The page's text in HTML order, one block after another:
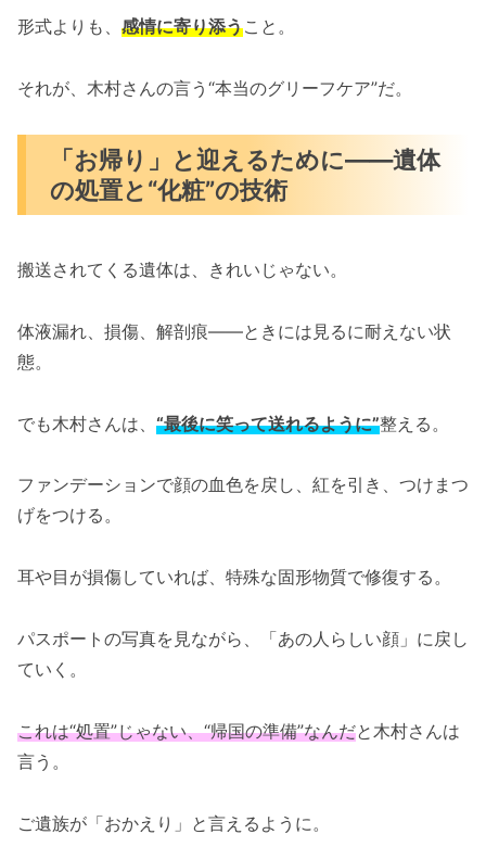
形式よりも、 感情に寄り添うこと。
それが、木村さんの言う“本当のグリーフケア”だ。
「お帰り」と迎えるために――遺体
の処置と“化粧”の技術
搬送されてくる遺体は、きれいじゃない。
体液漏れ、損傷、解剖痕――ときには見るに耐えない状
態。
でも木村さんは、 “最後に笑って送れるように”整える。
ファンデーションで顔の血色を戻し、紅を引き、つけまつ
げをつける。
耳や目が損傷していれば、特殊な固形物質で修復する。
パスポートの写真を見ながら、「あの人らしい顔」に戻し
ていく。
これは“処置”じゃない、“帰国の準備”なんだと木村さんは
言う。
ご遺族が「おかえり」と言えるように。